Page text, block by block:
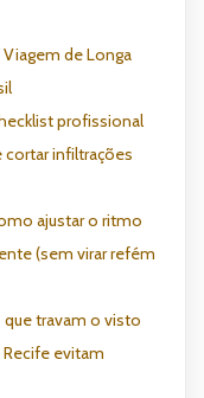
Viagem de Longa
profissional
cortar infiltrações
ajustar o ritmo
(sem virar refém
que travam o visto
evitam